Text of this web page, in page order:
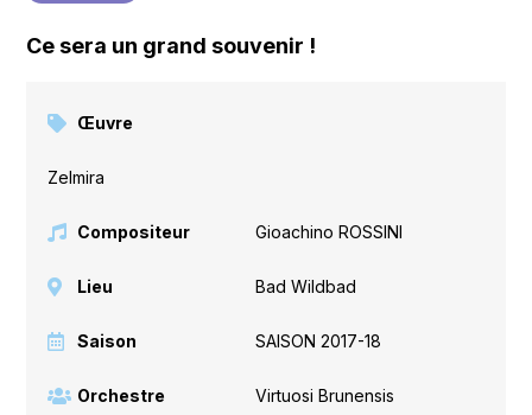
Ce sera un grand souvenir !
Œuvre
Zelmira
Compositeur Gioachino ROSSINI
Lieu Bad Wildbad
Saison SAISON 2017-18
Orchestre Virtuosi Brunensis